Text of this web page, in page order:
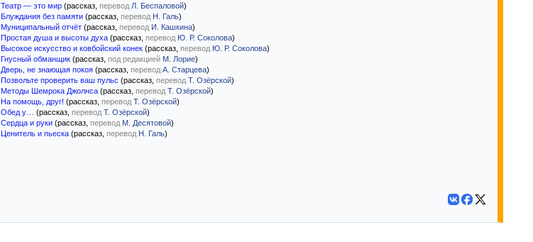
Театр — это мир (рассказ, перевод Л. Беспаловой)
Блуждания без памяти (рассказ, перевод Н. Галь)
Муниципальный отчёт (рассказ, перевод И. Кашкина)
Простая душа и высоты духа (рассказ, перевод Ю. Р. Соколова)
Высокое искусство и ковбойский конек (рассказ, перевод Ю. Р. Соколова)
Гнусный обманщик (рассказ, под редакцией М. Лорие)
Дверь, не знающая покоя (рассказ, перевод А. Старцева)
Позвольте проверить ваш пульс (рассказ, перевод Т. Озёрской)
Методы Шемрока Джолнса (рассказ, перевод Т. Озёрской)
На помощь, друг! (рассказ, перевод Т. Озёрской)
Обед у… (рассказ, перевод Т. Озёрской)
Сердца и руки (рассказ, перевод М. Десятовой)
Ценитель и пьеска (рассказ, перевод Н. Галь)